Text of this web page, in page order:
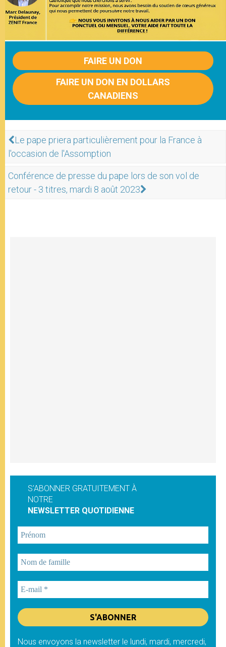
FAIRE UN DON
FAIRE UN DON EN DOLLARS
CANADIENS
Le pape priera particulièrement pour la France à
l'occasion de l'Assomption
Conférence de presse du pape lors de son vol de
retour - 3 titres, mardi 8 août 2023
S'ABONNER GRATUITEMENT À
NOTRE
NEWSLETTER QUOTIDIENNE
Nous envoyons la newsletter le lundi, mardi, mercredi,